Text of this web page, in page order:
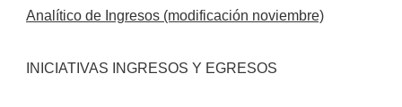
Analítico de Ingresos (modificación noviembre)
INICIATIVAS INGRESOS Y EGRESOS